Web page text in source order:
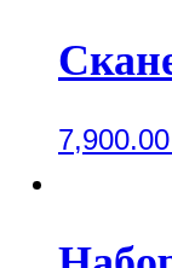
7,900.00